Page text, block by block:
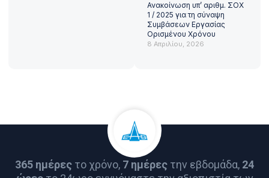
Ανακοίνωση υπ’ αριθμ. ΣΟΧ
1 / 2025 για τη σύναψη
Συμβάσεων Εργασίας
Ορισμένου Χρόνου
8 Απριλίου, 2026
365 ημέρες το χρόνο, 7 ημέρες την εβδομάδα, 24